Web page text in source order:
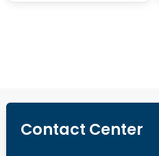
Contact Center